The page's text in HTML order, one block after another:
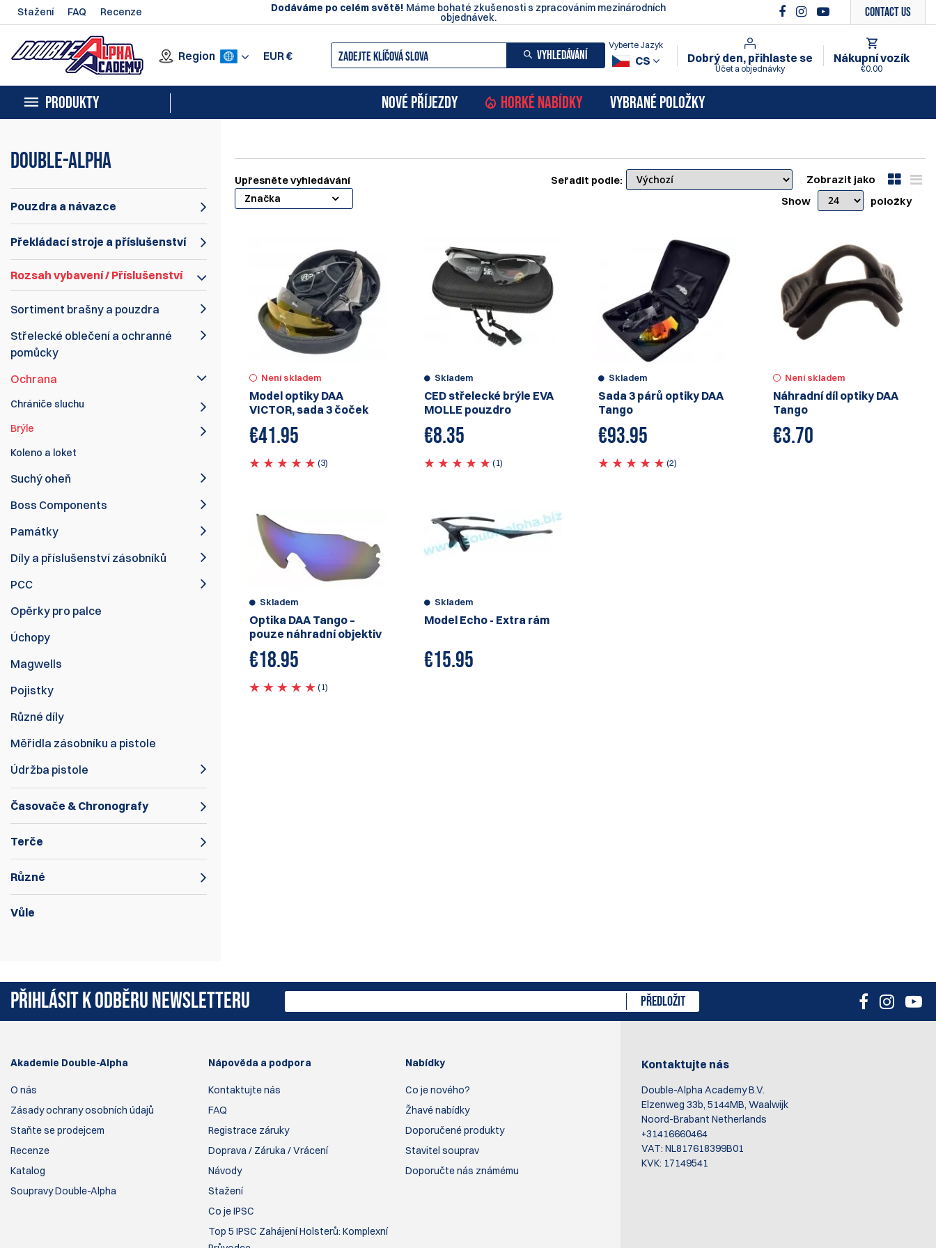
Stažení FAQ Recenze Dodáváme po celém světě! Máme bohaté zkušenosti s zpracováním mezinárodních
objednávek. Contact Us
Region EUR€ VYHLEDÁVÁNÍ CS
Vyberte Jazyk
Dobrý den, přihlaste se
Účet a objednávky
Nákupní vozík
€0.00
PRODUKTY NOVÉ PŘÍJEZDY HORKÉ NABÍDKY VYBRANÉ POLOŽKY
Double-Alpha
Pouzdra a návazce
Překládací stroje a příslušenství
Rozsah vybavení / Příslušenství
Sortiment brašny a pouzdra
Střelecké oblečení a ochranné
pomůcky
Ochrana
Chrániče sluchu
Brýle
Koleno a loket
Suchý oheň
Boss Components
Památky
Díly a příslušenství zásobníků
PCC
Opěrky pro palce
Úchopy
Magwells
Pojistky
Různé díly
Měřidla zásobníku a pistole
Údržba pistole
Časovače & Chronografy
Terče
Různé
Vůle
Upřesněte vyhledávání
Značka
Zobrazit jako
Seřadit podle:
Show
položky
Není skladem
Model optiky DAA
VICTOR, sada 3 čoček
€41.95
(3)
Skladem
CED střelecké brýle EVA
MOLLE pouzdro
€8.35
(1)
Skladem
Sada 3 párů optiky DAA
Tango
€93.95
(2)
Není skladem
Náhradní díl optiky DAA
Tango
€3.70
Skladem
Optika DAA Tango –
pouze náhradní objektiv
€18.95
(1)
Skladem
Model Echo - Extra rám
€15.95
PŘIHLÁSIT K ODBĚRU NEWSLETTERU PŘEDLOŽIT
Akademie Double-Alpha
O nás
Zásady ochrany osobních údajů
Staňte se prodejcem
Recenze
Katalog
Soupravy Double-Alpha
Nápověda a podpora
Kontaktujte nás
FAQ
Registrace záruky
Doprava / Záruka / Vrácení
Návody
Stažení
Co je IPSC
Top 5 IPSC Zahájení Holsterů: Komplexní
Nabídky
Co je nového?
Žhavé nabídky
Doporučené produkty
Stavitel souprav
Doporučte nás známému
Kontaktujte nás
Double-Alpha Academy B.V.
Elzenweg 33b, 5144MB, Waalwijk
Noord-Brabant Netherlands
+31416660464
VAT: NL817618399B01
KVK: 17149541